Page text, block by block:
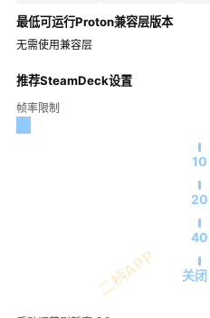
最低可运行Proton兼容层版本
无需使用兼容层
推荐SteamDeck设置
帧率限制
10
20
40
关闭